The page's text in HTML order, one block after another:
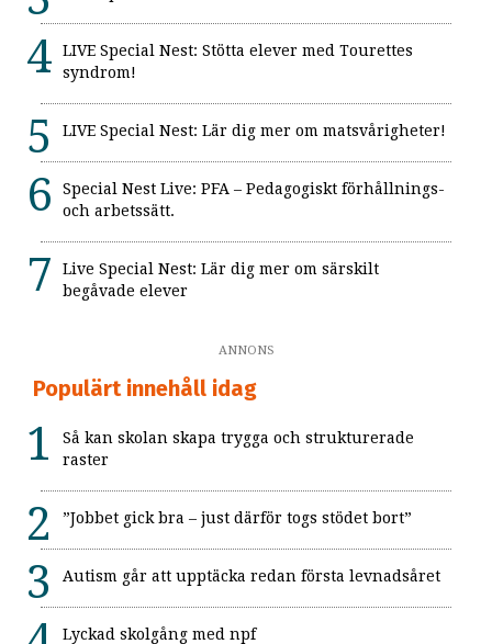
LIVE Special Nest: Stötta elever med Tourettes
syndrom!
LIVE Special Nest: Lär dig mer om matsvårigheter!
Special Nest Live: PFA – Pedagogiskt förhållnings-
och arbetssätt.
Live Special Nest: Lär dig mer om särskilt
begåvade elever
ANNONS
Populärt innehåll idag
Så kan skolan skapa trygga och strukturerade
raster
”Jobbet gick bra – just därför togs stödet bort”
Autism går att upptäcka redan första levnadsåret
Lyckad skolgång med npf